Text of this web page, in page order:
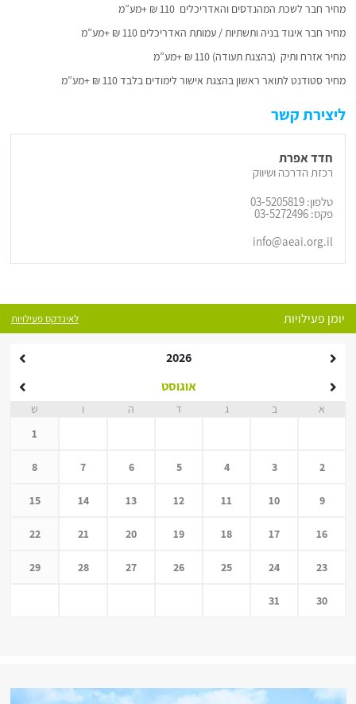
מחיר חבר לשכת המהנדסים והאדריכלים 110 ₪ +מע”מ
מחיר חבר איגוד בניה ותשתיות / עמותת האדריכלים 110 ₪ +מע”מ
מחיר אזרח ותיק (בהצגת תעודה) 110 ₪ +מע”מ
מחיר סטודנט לתואר ראשון בהצגת אישור לימודים בלבד 110 ₪ +מע”מ
ליצירת קשר
חדד אפרת
רכזת הדרכה ושיווק
טלפון: 03-5205819
פקס: 03-5272496
info@aeai.org.il
יומן פעילויות לאינדקס פעילויות
2026
אוגוסט
א ב ג ד ה ו
ש
1
2
3
4
5
6
7
8
9
10
11
12
13
14
15
16
17
18
19
20
21
22
23
24
25
26
27
28
29
30
31